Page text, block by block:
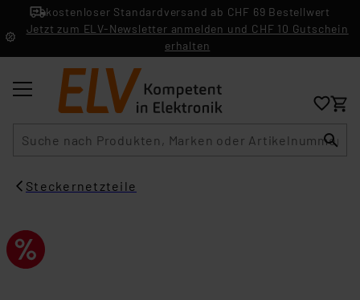
kostenloser Standardversand ab CHF 69 Bestellwert
Jetzt zum ELV-Newsletter anmelden und CHF 10 Gutschein
erhalten
Steckernetzteile